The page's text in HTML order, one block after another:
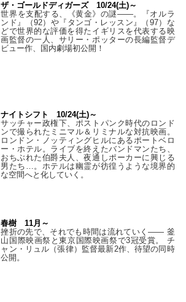
ザ・ゴールドディガーズ 10/24(土)～
世界を支配する、《黄金》の謎――。『オルラ
ンド』（92）や『タンゴ・レッスン』（97）な
どで世界的な評価を得たイギリスを代表する映
画監督の一人、サリー・ポッターの長編監督デ
ビュー作、国内劇場初公開！
ナイトシフト 10/24(土)～
サッチャー政権下、ポストパンク時代のロンド
ンで撮られたミニマル＆リミナルな対抗映画。
ロンドン・ノッティングヒルにあるポートベロ
ー・ホテル。ライブを終えたバンドマンたち、
おちぶれた伯爵夫人、夜通しポーカーに興じる
男たち…。ホテルは幽霊が彷徨うような境界的
な空間へと化していく。
春樹 11月～
挫折の先で、それでも時間は流れていく—— 釜
山国際映画祭と東京国際映画祭で3冠受賞。 チ
ャン・リュル（張律）監督最新2作、待望の同時
公開。